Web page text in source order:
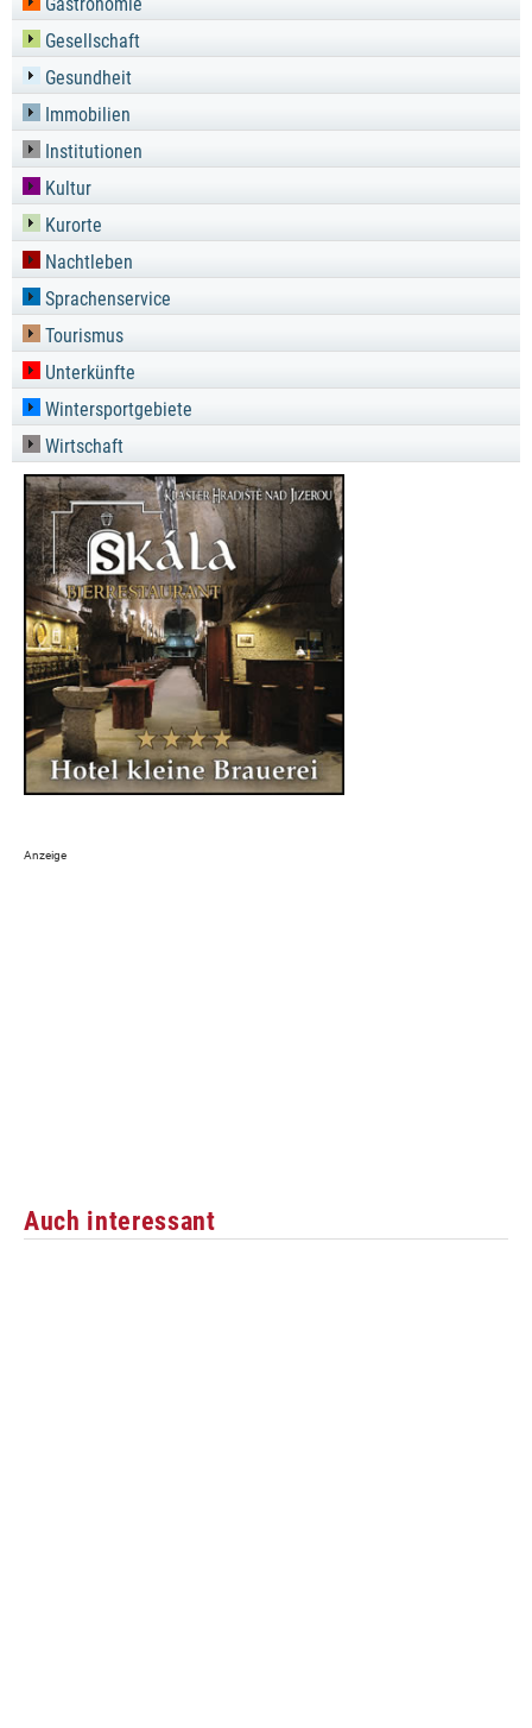
Gesellschaft
Gesundheit
Immobilien
Institutionen
Kultur
Kurorte
Nachtleben
Sprachenservice
Tourismus
Unterkünfte
Wintersportgebiete
Wirtschaft
Auch interessant